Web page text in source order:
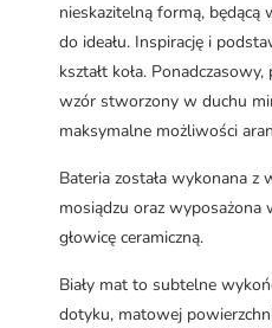
nieskazitelną formą, będącą
do ideału. Inspirację i
kształt koła.
wzór stworzony w duchu
maksymalne możliwości
Bateria została wykonana
mosiądzu oraz wyposażona
głowicę ceramiczną.
Biały mat to subtelne
dotyku, matowej